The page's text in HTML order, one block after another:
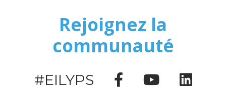
Rejoignez la
communauté
#EILYPS